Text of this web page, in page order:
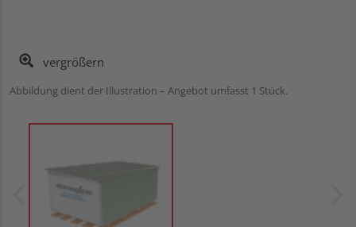
vergrößern
Abbildung dient der Illustration – Angebot umfasst 1 Stück.